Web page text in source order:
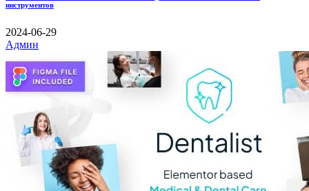
инструментов
2024-06-29
Админ